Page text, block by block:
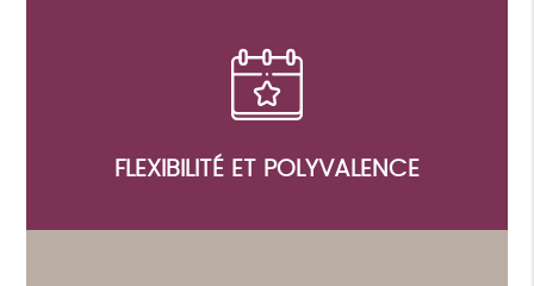
FLEXIBILITÉ ET POLYVALENCE